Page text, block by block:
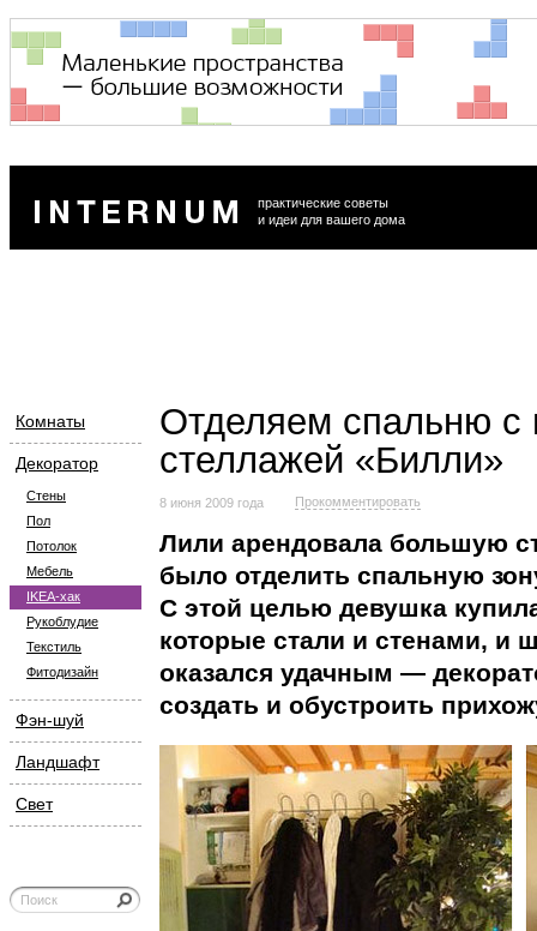
практические советы
и идеи для вашего дома
Комнаты
Декоратор
Стены
Пол
Потолок
Мебель
IKEA-хак
Рукоблудие
Текстиль
Фитодизайн
Фэн-шуй
Ландшафт
Свет
Отделяем спальню
стеллажей «Билли»
8 июня 2009 года Прокомментировать
Лили арендовала большую
было отделить спальную
С этой целью девушка
которые стали и стенами,
оказался удачным —
создать и обустроить